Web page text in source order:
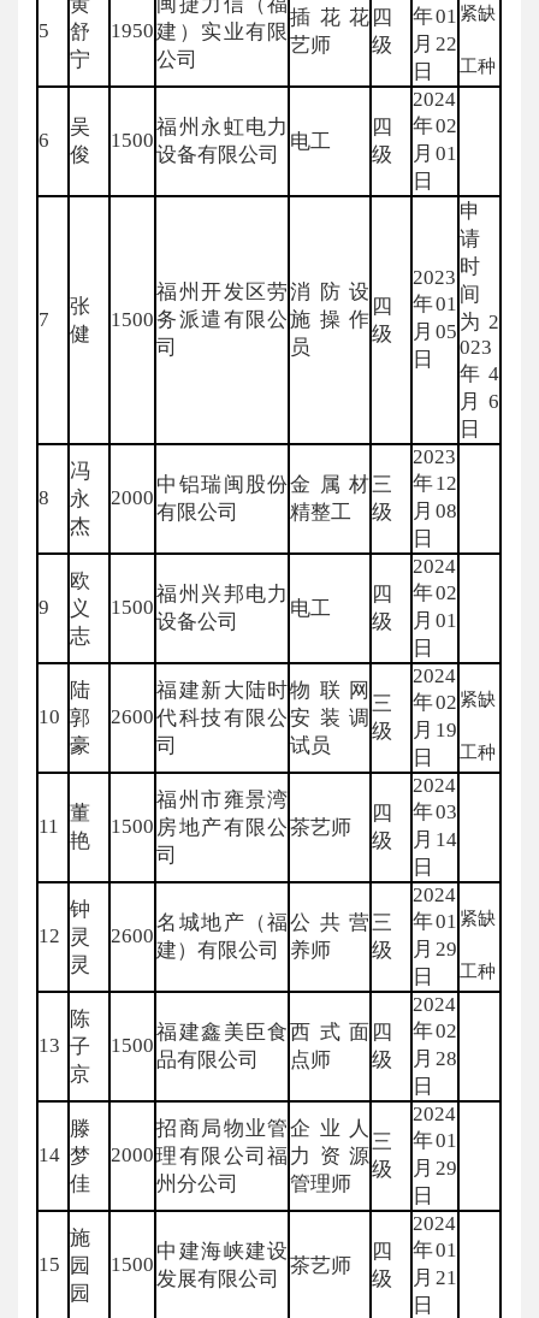
5
舒
宁
1950建）实业有限
公司
插花花
艺师
四
级
年01
月22
日
紧缺
工种
6
吴
俊
1500
福州永虹电力
设备有限公司
电工
四
级
2024
年02
月01
日
7
张
健
1500
福州开发区劳
务派遣有限公
司
消防设
施操作
员
四
级
2023
年01
月05
日
申
请
时
间
为2
023
年4
月6
日
8
冯
永
杰
2000
中铝瑞闽股份
有限公司
金属材
精整工
三
级
2023
年12
月08
日
9
欧
义
志
1500
福州兴邦电力
设备公司
电工
四
级
2024
年02
月01
日
10
陆
郭
豪
2600
福建新大陆时
代科技有限公
司
物联网
安装调
试员
三
级
2024
年02
月19
日
紧缺
工种
11
董
艳
1500
福州市雍景湾
房地产有限公
司
茶艺师
四
级
2024
年03
月14
日
12
钟
灵
灵
2600
名城地产（福
建）有限公司
公共营
养师
三
级
2024
年01
月29
日
紧缺
工种
13
陈
子
京
1500
福建鑫美臣食
品有限公司
西式面
点师
四
级
2024
年02
月28
日
14
滕
梦
佳
2000
招商局物业管
理有限公司福
州分公司
企业人
力资源
管理师
三
级
2024
年01
月29
日
15
施
园
园
1500
中建海峡建设
发展有限公司
茶艺师
四
级
2024
年01
月21
日